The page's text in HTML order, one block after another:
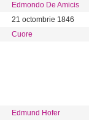
Edmondo De Amicis
21 octombrie 1846
Cuore
Edmund Hofer